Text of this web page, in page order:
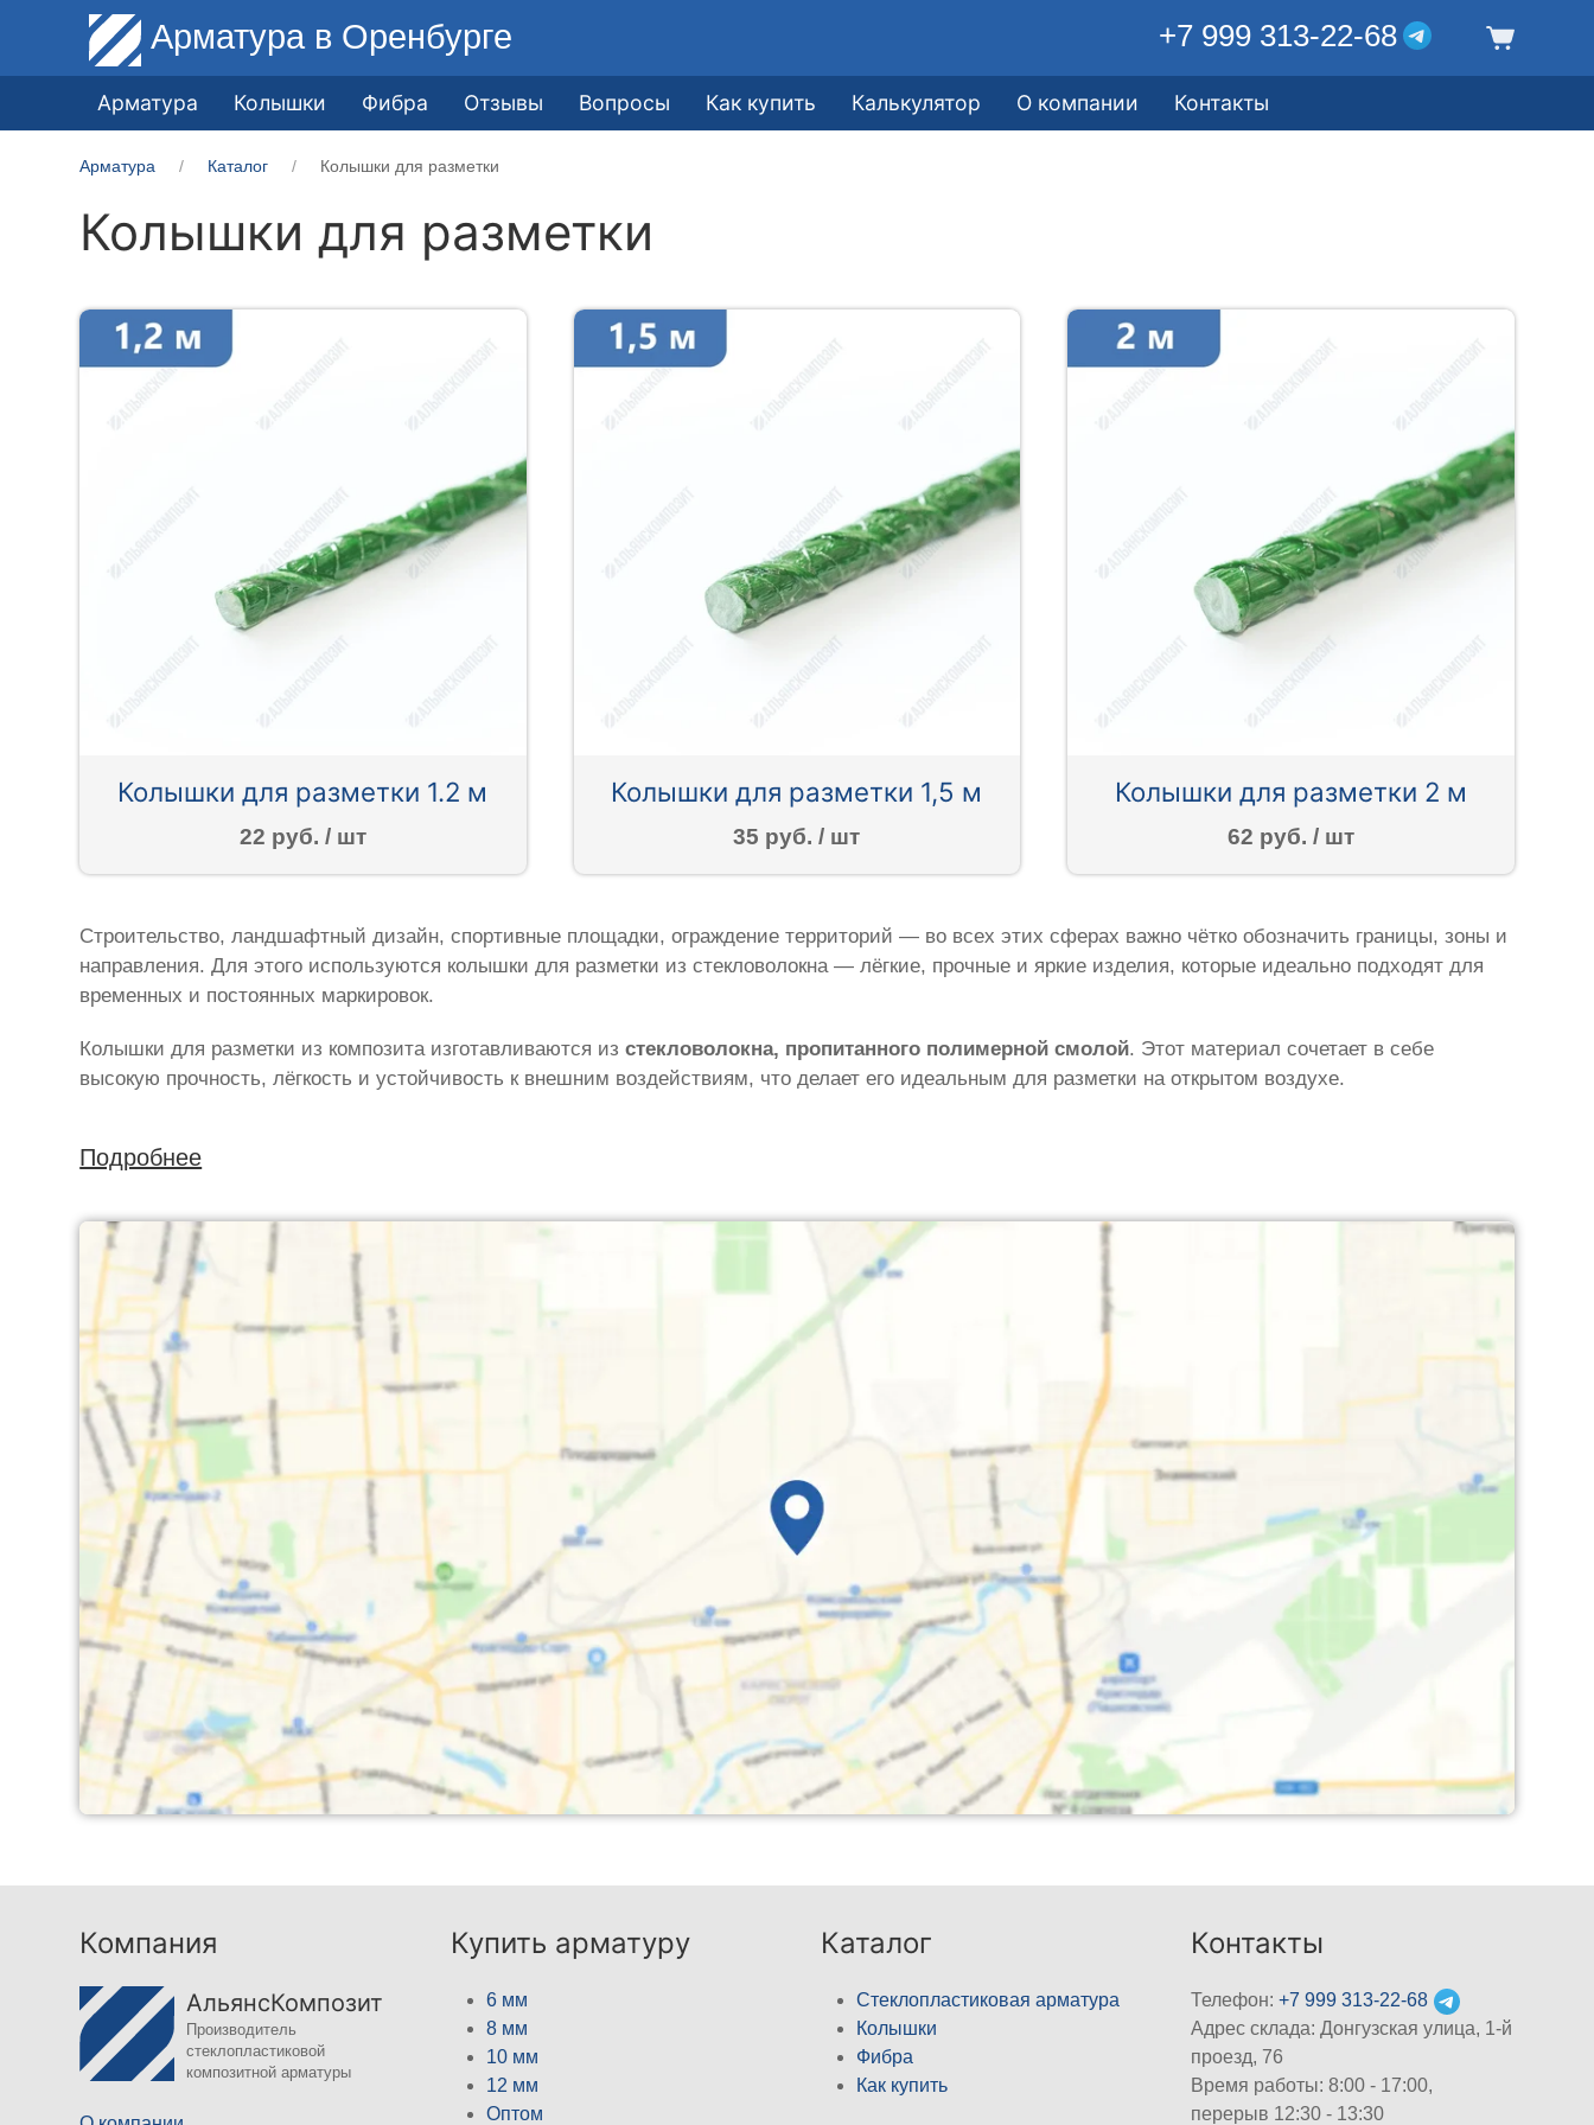
Арматура в Оренбурге +7 999 313-22-68
Арматура Колышки Фибра Отзывы Вопросы Как купить Калькулятор О компании Контакты
Арматура Каталог Колышки для разметки
Колышки для разметки
Колышки для разметки 1.2 м
22 руб. / шт
Колышки для разметки 1,5 м
35 руб. / шт
Колышки для разметки 2 м
62 руб. / шт
Строительство, ландшафтный дизайн, спортивные площадки, ограждение территорий — во всех этих сферах важно чётко обозначить границы, зоны и
направления. Для этого используются колышки для разметки из стекловолокна — лёгкие, прочные и яркие изделия, которые идеально подходят для
временных и постоянных маркировок.
Колышки для разметки из композита изготавливаются изстекловолокна, пропитанного полимерной смолой. Этот материал сочетает в себе
высокую прочность, лёгкость и устойчивость к внешним воздействиям, что делает его идеальным для разметки на открытом воздухе.
Подробнее
Компания
АльянсКомпозит
Производитель
стеклопластиковой
композитной арматуры
Купить арматуру
6 мм
8 мм
10 мм
12 мм
Оптом
Каталог
Стеклопластиковая арматура
Колышки
Фибра
Как купить
Контакты
Телефон:+7 999 313-22-68
Адрес склада: Донгузская улица, 1-й
проезд, 76
Время работы: 8:00 - 17:00,
перерыв 12:30 - 13:30